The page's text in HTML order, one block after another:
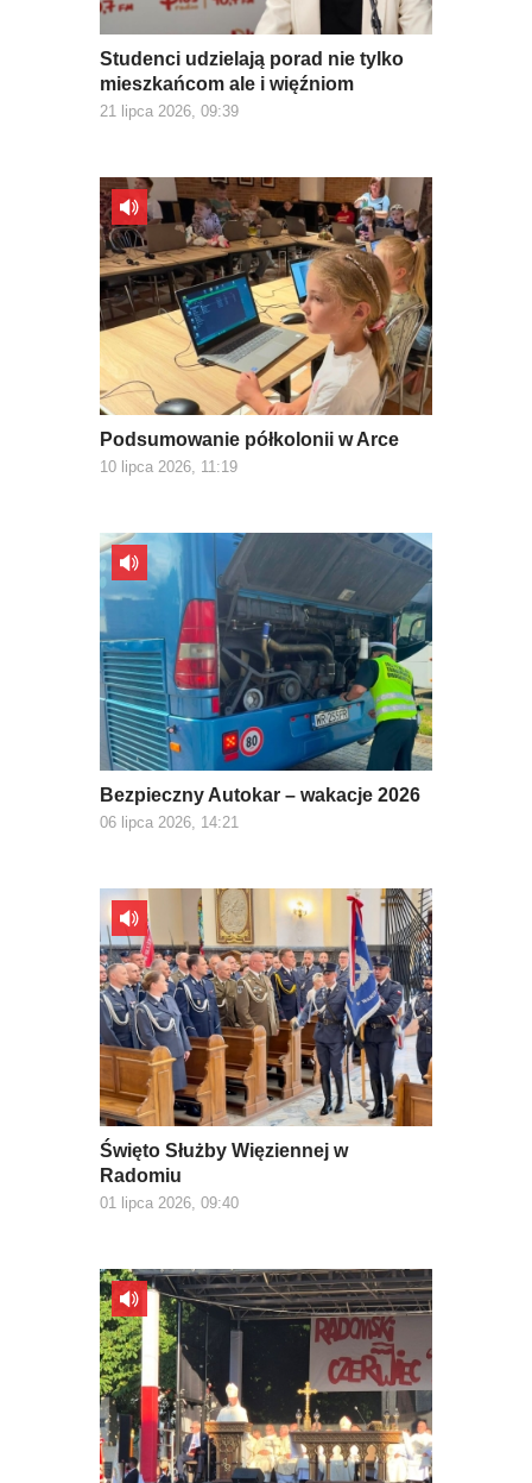
Studenci udzielają porad nie tylko
mieszkańcom ale i więźniom
21 lipca 2026, 09:39
Podsumowanie półkolonii w Arce
10 lipca 2026, 11:19
Bezpieczny Autokar – wakacje 2026
06 lipca 2026, 14:21
Święto Służby Więziennej w
Radomiu
01 lipca 2026, 09:40